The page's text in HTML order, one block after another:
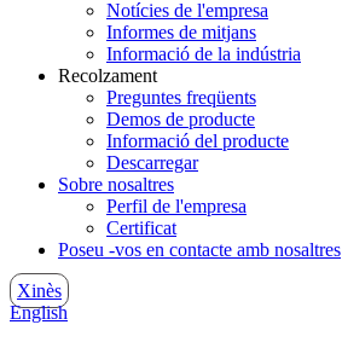
Notícies de l'empresa
Informes de mitjans
Informació de la indústria
Recolzament
Preguntes freqüents
Demos de producte
Informació del producte
Descarregar
Sobre nosaltres
Perfil de l'empresa
Certificat
Poseu -vos en contacte amb nosaltres
Xinès
English